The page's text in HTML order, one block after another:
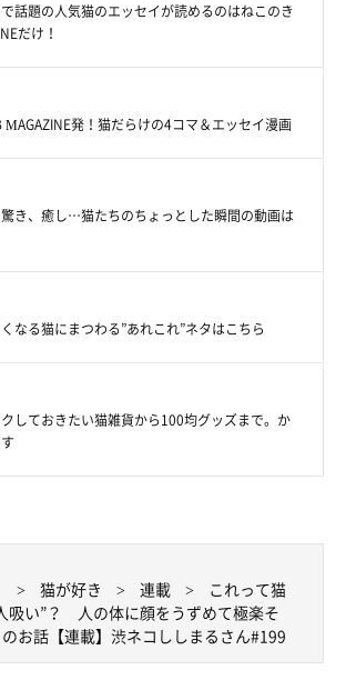
話題の人気猫のエッセイが読めるのはねこのき
だけ！
MAGAZINE発！猫だらけの4コマ＆エッセイ漫画
き、癒し…猫たちのちょっとした瞬間の動画は
なる猫にまつわる”あれこれ”ネタはこちら
しておきたい猫雑貨から100均グッズまで。か
猫が好き 連載
これって猫
吸い”？ 人の体に顔をうずめて極楽そ
お話【連載】渋ネコししまるさん#199